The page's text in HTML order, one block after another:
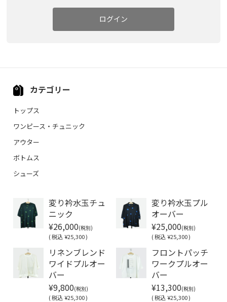
ログイン
カテゴリー
トップス
ワンピース・チュニック
アウター
ボトムス
シューズ
変り衿水玉チュ
ニック
¥26,000(税別)
(税込¥25,300 )
変り衿水玉プル
オーバー
¥25,000(税別)
(税込 ¥25,300 )
リネンブレンド
ワイドプルオー
バー
¥9,800(税別)
(税込¥25,300 )
フロントパッチ
ワークプルオー
バー
¥13,300(税別)
(税込 ¥25,300 )